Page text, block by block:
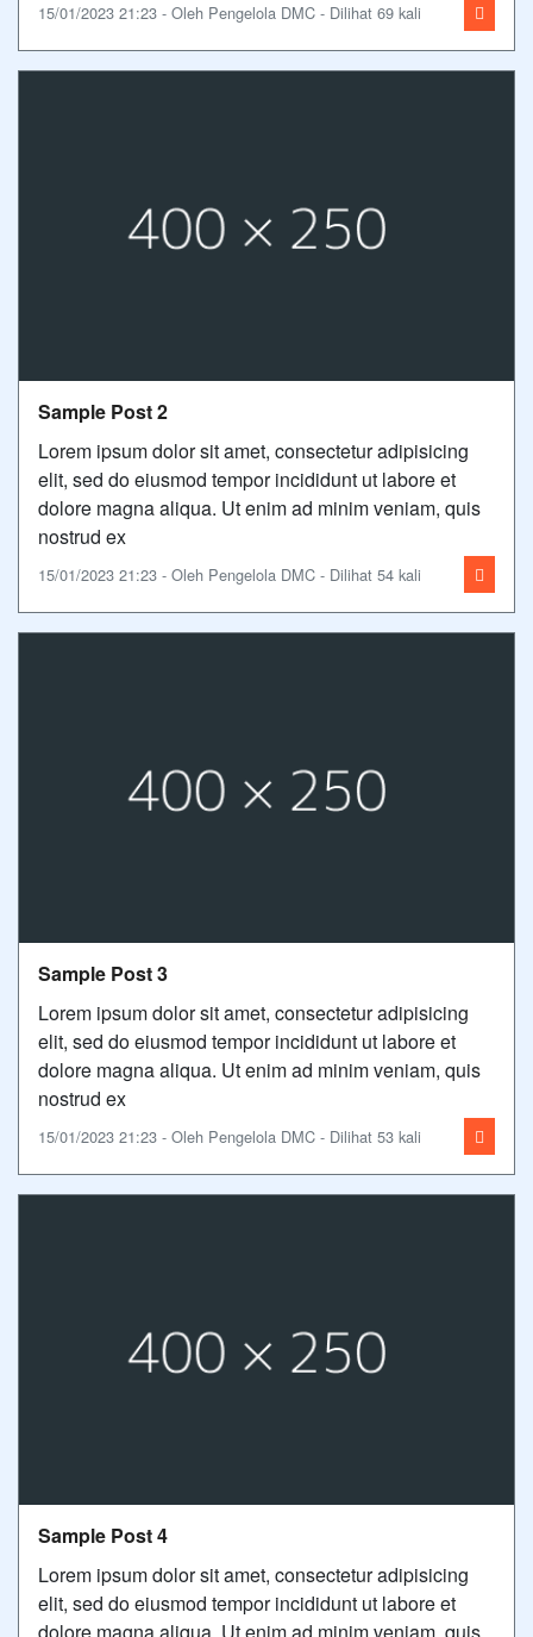
15/01/2023 21:23 - Oleh Pengelola DMC - Dilihat 69 kali
Sample Post 2
Lorem ipsum dolor sit amet, consectetur adipisicing
elit, sed do eiusmod tempor incididunt ut labore et
dolore magna aliqua. Ut enim ad minim veniam, quis
nostrud ex
15/01/2023 21:23 - Oleh Pengelola DMC - Dilihat 54 kali
Sample Post 3
Lorem ipsum dolor sit amet, consectetur adipisicing
elit, sed do eiusmod tempor incididunt ut labore et
dolore magna aliqua. Ut enim ad minim veniam, quis
nostrud ex
15/01/2023 21:23 - Oleh Pengelola DMC - Dilihat 53 kali
Sample Post 4
Lorem ipsum dolor sit amet, consectetur adipisicing
elit, sed do eiusmod tempor incididunt ut labore et